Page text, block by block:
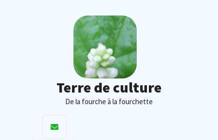
Terre de culture
De la fourche à la fourchette